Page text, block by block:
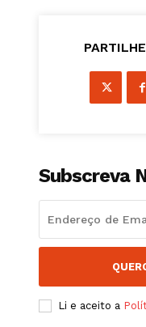
Subscreva
Li e aceito a